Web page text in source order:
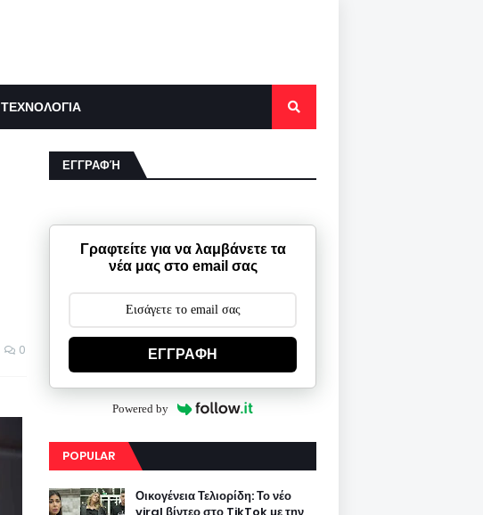
ΤΕΧΝΟΛΟΓΙΑ
0
ΕΓΓΡΑΦΉ
Γραφτείτε για να λαμβάνετε τα
νέα μας στο email σας
ΕΓΓΡΑΦΗ
Powered by
POPULAR
Οικογένεια Τελιορίδη: Το νέο